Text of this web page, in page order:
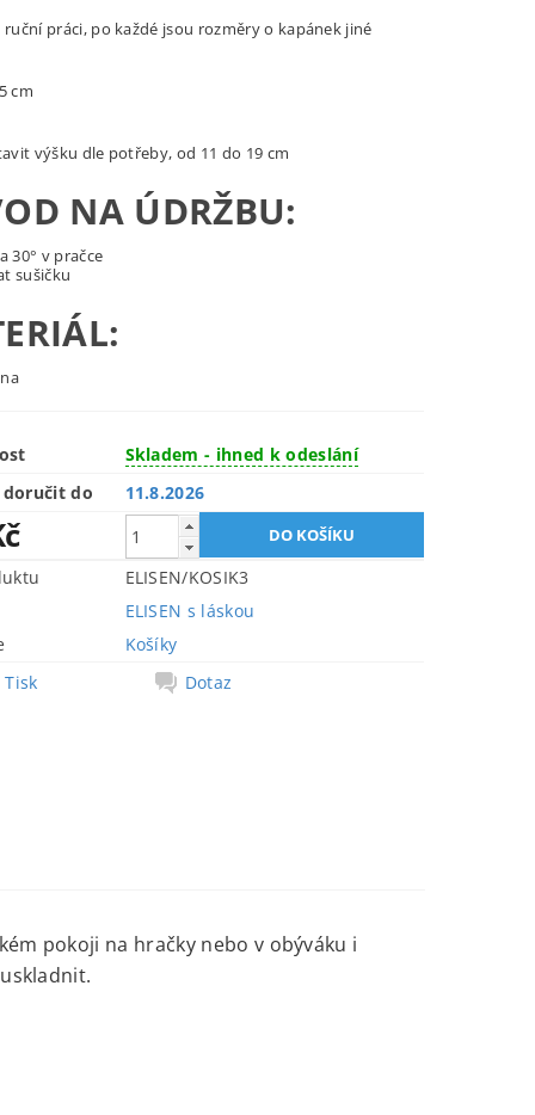
ruční práci, po každé jsou rozměry o kapánek jiné
cm
výšku dle potřeby, od 11 do 19 cm
NA ÚDRŽBU:
30° v pračce
sušičku
Skladem - ihned k odeslání
doručit do
11.8.2026
ELISEN/KOSIK3
ELISEN s láskou
Košíky
Tisk
Dotaz
pokoji na hračky nebo v obýváku i